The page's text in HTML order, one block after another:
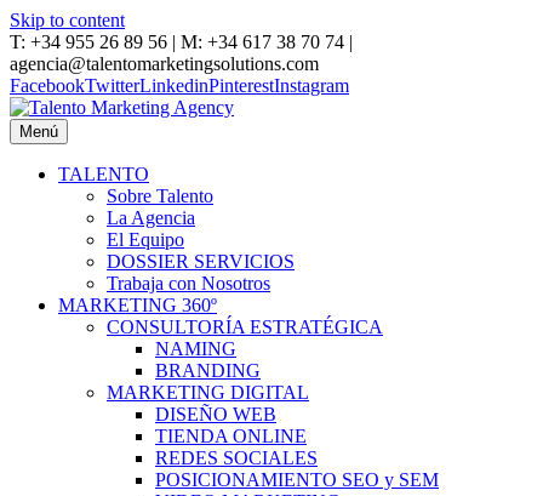
Skip to content
T: +34 955 26 89 56 | M: +34 617 38 70 74 |
agencia@talentomarketingsolutions.com
FacebookTwitterLinkedinPinterestInstagram
Menú
TALENTO
Sobre Talento
La Agencia
El Equipo
DOSSIER SERVICIOS
Trabaja con Nosotros
MARKETING 360º
CONSULTORÍA ESTRATÉGICA
NAMING
BRANDING
MARKETING DIGITAL
DISEÑO WEB
TIENDA ONLINE
REDES SOCIALES
POSICIONAMIENTO SEO y SEM